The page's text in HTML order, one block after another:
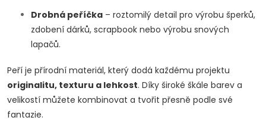
ý
p
i
Drobná peříčka – roztomilý detail pro výrobu šperků,
zdobení dárků, scrapbook nebo výrobu snových
lapačů.
Peří je přírodní materiál, který dodá každému projektu
originalitu, texturu a lehkost. Díky široké škále barev a
velikostí můžete kombinovat a tvořit přesně podle své
fantazie.